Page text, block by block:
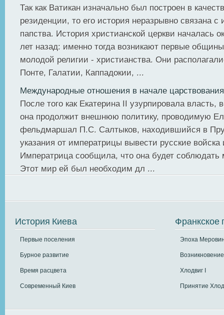
Так как Ватикан изначально был построен в
резиденции, то его история неразрывно связана с
папства. История христианской церкви началась
лет назад: именно тогда возникают первые
молодой религии - христианства. Они
Понте, Галатии, Каппадокии, ...
Международные отношения в начале
После того как Екатерина II узурпировала власть,
она продолжит внешнюю политику, проводимую
фельдмаршал П.С. Салтыков, находившийся в
указания от императрицы вывести русские войска
Императрица сообщила, что она будет соблюдать
Этот мир ей был необходим дл ...
История Киева
Первые поселения
Бурное развитие
Время расцвета
Современный Киев
Франкское
Эпоха
Хлодвиг I
Принятие